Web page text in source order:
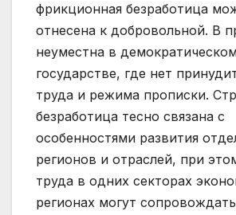
фрикционная безработица
отнесена к добровольной. В
неуместна в
государстве, где нет
труда и режима прописки.
безработица тесно связана с
особенностями развития
регионов и отраслей, при
труда в одних секторах
регионах могут